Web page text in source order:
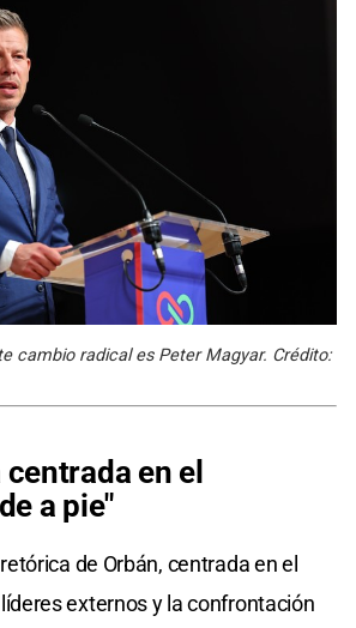
cambio radical es Peter Magyar. Crédito:
en el
a pie"
de Orbán, centrada en el
externos y la confrontación